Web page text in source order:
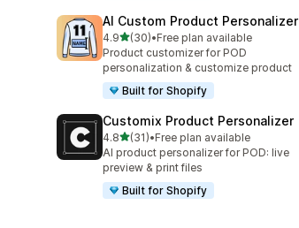
AI Custom Product Personalizer
4.9滿分 5 顆星
(30)
共有 30 則評價
•Free plan available
Product customizer for POD
personalization & customize product
Built for Shopify
Customix Product Personalizer
4.8滿分 5 顆星
(31)
共有 31 則評價
•Free plan available
AI product personalizer for POD: live
preview & print files
Built for Shopify